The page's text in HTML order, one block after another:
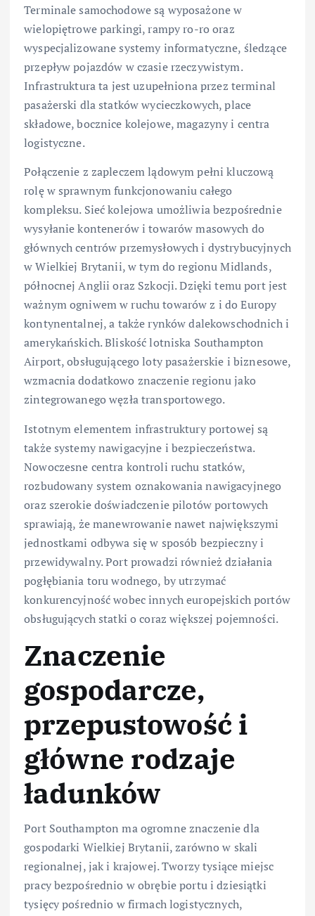
Terminale samochodowe są wyposażone w
wielopiętrowe parkingi, rampy ro-ro oraz
wyspecjalizowane systemy informatyczne, śledzące
przepływ pojazdów w czasie rzeczywistym.
Infrastruktura ta jest uzupełniona przez terminal
pasażerski dla statków wycieczkowych, place
składowe, bocznice kolejowe, magazyny i centra
logistyczne.
Połączenie z zapleczem lądowym pełni kluczową
rolę w sprawnym funkcjonowaniu całego
kompleksu. Sieć kolejowa umożliwia bezpośrednie
wysyłanie kontenerów i towarów masowych do
głównych centrów przemysłowych i dystrybucyjnych
w Wielkiej Brytanii, w tym do regionu Midlands,
północnej Anglii oraz Szkocji. Dzięki temu port jest
ważnym ogniwem w ruchu towarów z i do Europy
kontynentalnej, a także rynków dalekowschodnich i
amerykańskich. Bliskość lotniska Southampton
Airport, obsługującego loty pasażerskie i biznesowe,
wzmacnia dodatkowo znaczenie regionu jako
zintegrowanego węzła transportowego.
Istotnym elementem infrastruktury portowej są
także systemy nawigacyjne i bezpieczeństwa.
Nowoczesne centra kontroli ruchu statków,
rozbudowany system oznakowania nawigacyjnego
oraz szerokie doświadczenie pilotów portowych
sprawiają, że manewrowanie nawet największymi
jednostkami odbywa się w sposób bezpieczny i
przewidywalny. Port prowadzi również działania
pogłębiania toru wodnego, by utrzymać
konkurencyjność wobec innych europejskich portów
obsługujących statki o coraz większej pojemności.
Znaczenie
gospodarcze,
przepustowość i
główne rodzaje
ładunków
Port Southampton ma ogromne znaczenie dla
gospodarki Wielkiej Brytanii, zarówno w skali
regionalnej, jak i krajowej. Tworzy tysiące miejsc
pracy bezpośrednio w obrębie portu i dziesiątki
tysięcy pośrednio w firmach logistycznych,